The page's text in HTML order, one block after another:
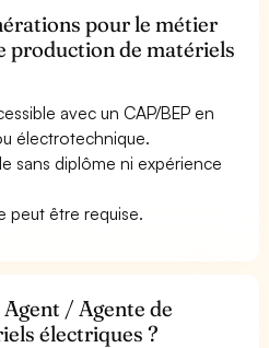
pour le métier
production de matériels
avec un CAP/BEP en
électrotechnique.
sans diplôme ni expérience
peut être requise.
/ Agente de
électriques ?